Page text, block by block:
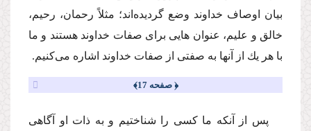
بیان اوصاف خداوند وضع گردیده‌اند؛ مثلاً رحمان، رحیم،
خالق و علیم، عنوان هایى براى صفات خداوند هستند و ما
با هر یك از آنها به صفتى از صفات خداوند اشاره مى‌كنیم.
﴿ صفحه 17﴾
پس از آنكه ما كسى را شناختیم و به ذات او آگاهى